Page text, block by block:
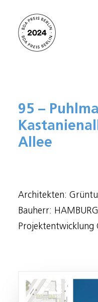
Alle Projekte 2024
Preisträger:innen 2021
Preisträger:innen 2018
Über den BDA PREIS
Kontakt
95 –
Allee
Architekten:
Bauherr:
Projektentwicklung